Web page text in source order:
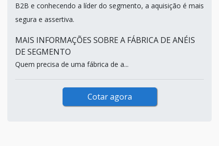
B2B e conhecendo a líder do segmento, a aquisição é mais
segura e assertiva.
MAIS INFORMAÇÕES SOBRE A FÁBRICA DE ANÉIS
DE SEGMENTO
Quem precisa de uma fábrica de a...
Cotar agora